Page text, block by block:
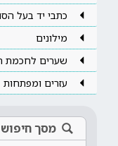
כתבי יד בעל
מילונים
שערים לחכמת
עזרים ומפתחות
מסך חיפוש